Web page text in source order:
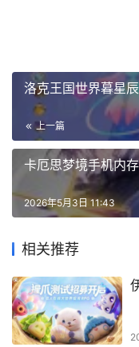
洛克王国世界暮星
上一篇
卡厄思梦境手机内
2026年5月3日 11:43
相关推荐